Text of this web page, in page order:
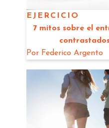
EJERCICIO
7 mitos sobre el
Por Federico Argento